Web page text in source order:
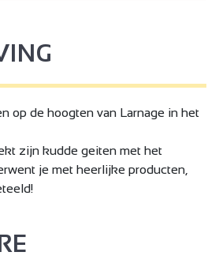
op de hoogten van Larnage in het
zijn kudde geiten met het
je met heerlijke producten,